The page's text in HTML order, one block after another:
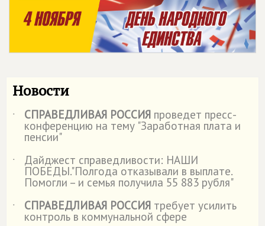
Новости
˙ СПРАВЕДЛИВАЯ РОССИЯ проведет пресс-
конференцию на тему "Заработная плата и
пенсии"
˙
Дайджест справедливости: НАШИ
ПОБЕДЫ."Полгода отказывали в выплате.
Помогли – и семья получила 55 883 рубля"
˙
СПРАВЕДЛИВАЯ РОССИЯ требует усилить
контроль в коммунальной сфере